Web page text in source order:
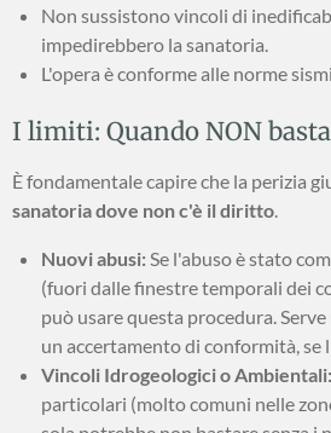
Non sussistono vincoli di
impedirebbero la sanatoria.
L'opera è conforme alle norme
I limiti: Quando NON
È fondamentale capire che la perizia
sanatoria dove non c'è il diritto.
Nuovi abusi:Se l'abuso è stato
(fuori dalle finestre temporali dei
può usare questa procedura.
un accertamento di conformità, se
Vincoli Idrogeologici o Ambientali:
particolari (molto comuni nelle